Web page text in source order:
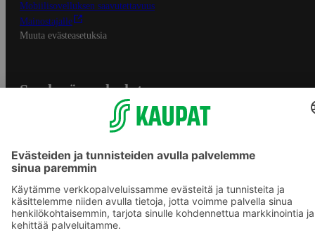
Mobiilisovelluksen saavutettavuus
Mainostajalle
Muuta evästeasetuksia
S-ryhmän palvelut
Yhteishyvä Ruoka -sovellus
S-ostoslista -sovellus
Prisma.fi
Sokos.fi
S-Pankki